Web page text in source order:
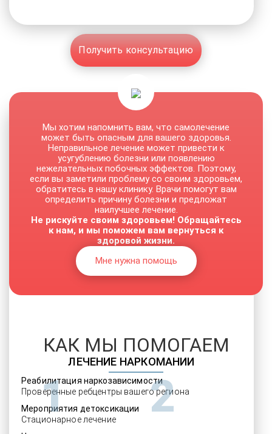
Получить консультацию
ЛЕЧЕНИЕ НАРКОМАНИИ
Реабилитация наркозависимости
Проверенные ребцентры вашего региона
Мероприятия детоксикации
Стационарное лечение
Мы хотим напомнить вам, что самолечение
может быть опасным для вашего здоровья.
Неправильное лечение может привести к
усугублению болезни или появлению
нежелательных побочных эффектов. Поэтому,
если вы заметили проблему со своим здоровьем,
обратитесь в нашу клинику. Врачи помогут вам
определить причину болезни и предложат
наилучшее лечение.
Не рискуйте своим здоровьем! Обращайтесь
к нам, и мы поможем вам вернуться к
здоровой жизни.
Мне нужна помощь
КАК МЫ ПОМОГАЕМ
1 2